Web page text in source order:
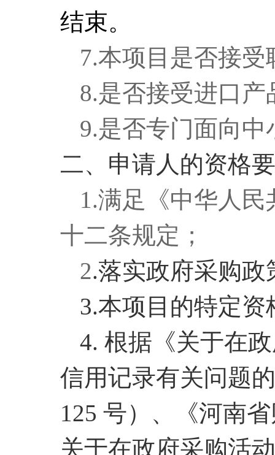
结束。
7.本项目是否接受
8.是否接受进口产
9.是否专门面向中
二、申请人的资格
1.满足《中华人
十二条规定；
2.落实政府采购
3.本项目的特定资
4. 根据《关于在
信用记录有关问题
125 号）、《河南
关于在政府采购活